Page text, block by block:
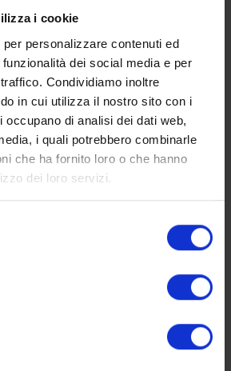
i cookie
personalizzare contenuti ed
dei social media e per
Condividiamo inoltre
in cui utilizza il nostro sito con i
occupano di analisi dei dati web,
i quali potrebbero combinarle
che ha fornito loro o che hanno
dei loro servizi.
informazioni